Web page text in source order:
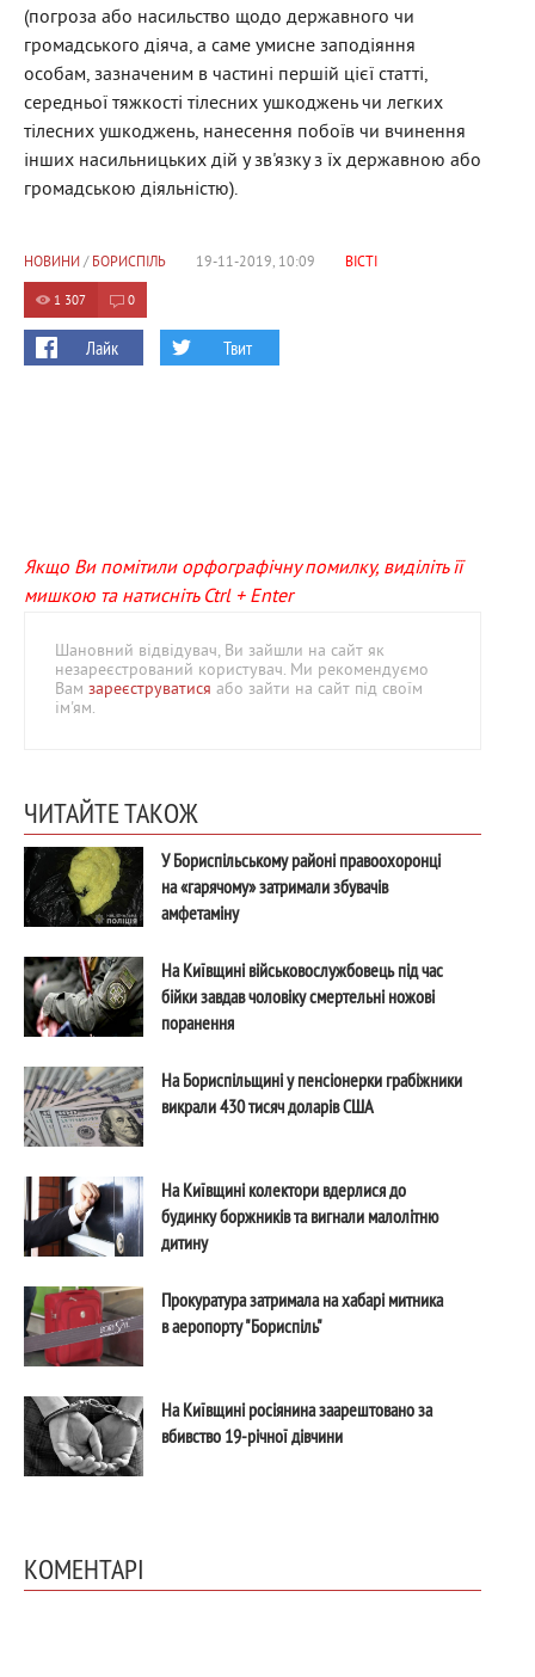
(погроза або насильство щодо державного чи
громадського діяча, а саме умисне заподіяння
особам, зазначеним в частині першій цієї статті,
середньої тяжкості тілесних ушкоджень чи легких
тілесних ушкоджень, нанесення побоїв чи вчинення
інших насильницьких дій у зв'язку з їх державною або
громадською діяльністю).
НОВИНИ/ БОРИСПІЛЬ 19-11-2019, 10:09 ВІСТІ
1 307 0
Лайк Твит
Якщо Ви помітили орфографічну помилку, виділіть її
мишкою та натисніть Ctrl + Enter
Шановний відвідувач, Ви зайшли на сайт як
незареєстрований користувач. Ми рекомендуємо
Вам зареєструватися або зайти на сайт під своїм
ім'ям.
ЧИТАЙТЕ ТАКОЖ
У Бориспільському районі правоохоронці
на «гарячому» затримали збувачів
амфетаміну
На Київщині військовослужбовець під час
бійки завдав чоловіку смертельні ножові
поранення
На Бориспільщині у пенсіонерки грабіжники
викрали 430 тисяч доларів США
На Київщині колектори вдерлися до
будинку боржників та вигнали малолітню
дитину
Прокуратура затримала на хабарі митника
в аеропорту "Бориспіль"
На Київщині росіянина заарештовано за
вбивство 19-річної дівчини
КОМЕНТАРІ